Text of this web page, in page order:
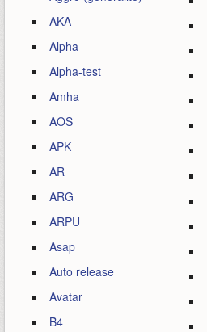
AKA
Alpha
Alpha-test
Amha
AOS
APK
AR
ARG
ARPU
Asap
Auto release
Avatar
B4